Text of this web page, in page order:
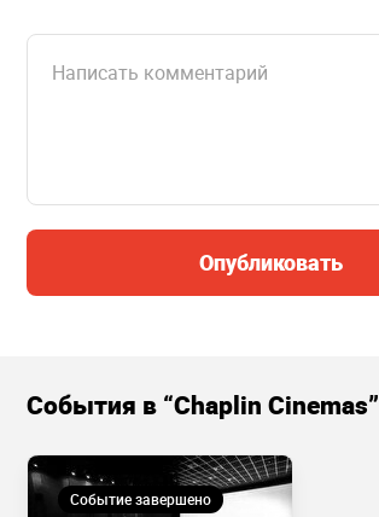
Опубликовать
События в “Chaplin Cinemas”
Событие завершено